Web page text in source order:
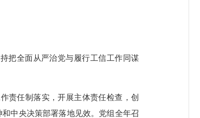
把全面从严治党与履行工信工作同谋
任制落实，开展主体责任检查，创
中央决策部署落地见效。党组全年召